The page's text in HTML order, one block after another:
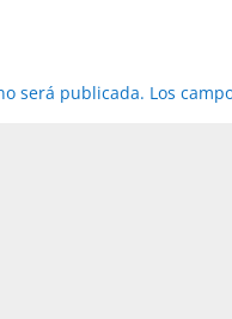
será publicada. Los